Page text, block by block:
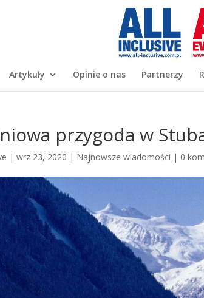
Artykuły Opinie o nas Partnerzy
przygoda w
|wrz 23, 2020 | Najnowsze wiadomości | 0